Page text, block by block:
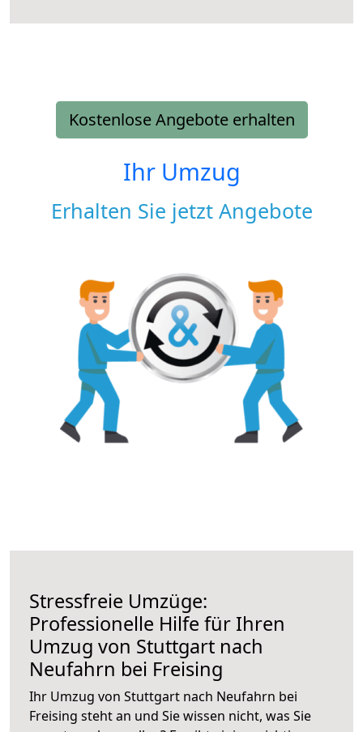
Kostenlose Angebote erhalten
Ihr Umzug
Erhalten Sie jetzt Angebote
Stressfreie Umzüge:
Professionelle Hilfe für Ihren
Umzug von Stuttgart nach
Neufahrn bei Freising
Ihr Umzug von Stuttgart nach Neufahrn bei
Freising steht an und Sie wissen nicht, was Sie